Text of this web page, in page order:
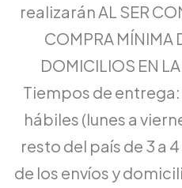
realizarán AL SER
COMPRA MÍNIMA
DOMICILIOS EN LA
Tiempos de entrega:
hábiles (lunes a
resto del país de 3 a
de los envíos y